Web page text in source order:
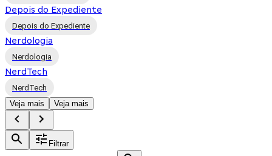
Depois do Expediente
Depois do Expediente
Nerdologia
Nerdologia
NerdTech
NerdTech
Veja mais
Veja mais
Filtrar